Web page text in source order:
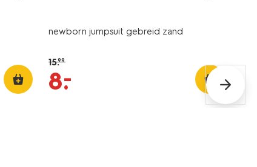
newborn jumpsuit gebreid zand
15.99
8.
–